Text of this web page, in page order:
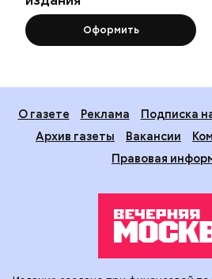
Оформить
О газете Реклама
Подписка
Архив газеты
Вакансии
Правовая